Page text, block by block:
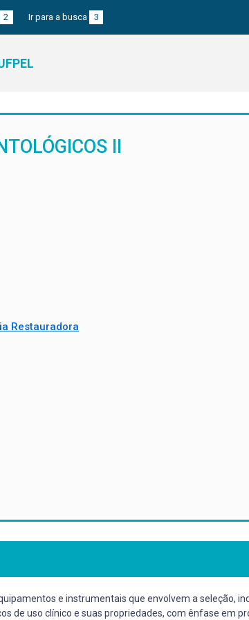
2 Ir para a busca 3
II
Restauradora
e instrumentais que envolvem a seleção,
de uso clínico e suas propriedades, com ênfase em